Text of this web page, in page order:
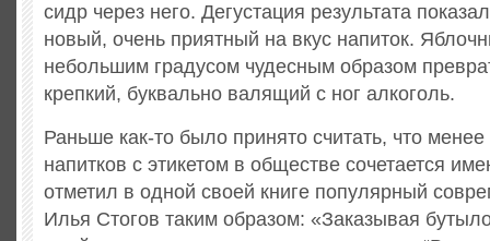
сидр через него. Дегустация результата
новый, очень приятный на вкус напиток.
небольшим градусом чудесным образом
крепкий, буквально валящий с ног алкоголь.
Раньше как-то было принято считать, что менее
напитков с этикетом в обществе сочетается
отметил в одной своей книге популярный
Илья Стогов таким образом: «Заказывая